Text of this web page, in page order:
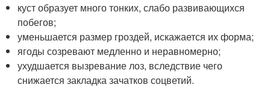
куст образует много тонких, слабо развивающихся
побегов;
уменьшается размер гроздей, искажается их форма;
ягоды созревают медленно и неравномерно;
ухудшается вызревание лоз, вследствие чего
снижается закладка зачатков соцветий.